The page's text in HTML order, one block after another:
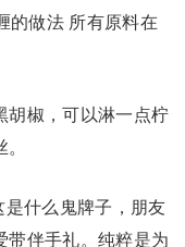
的做法 所有原料在
胡椒，可以淋一点柠
什么鬼牌子，朋友
带伴手礼。纯粹是为